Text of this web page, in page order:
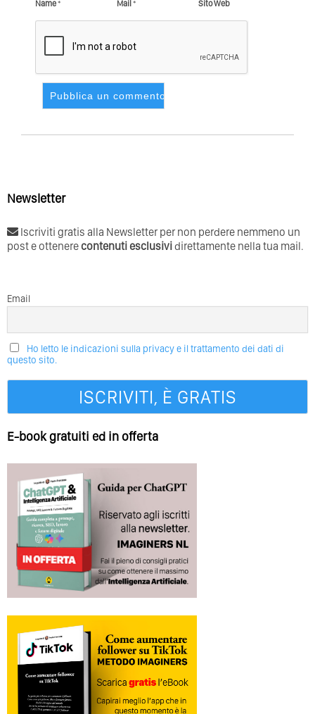
Name* Mail * Sito Web
Newsletter
Iscriviti gratis alla Newsletter per non perdere nemmeno un
post e ottenerecontenuti esclusividirettamente nella tua mail.
Email
Ho letto le indicazioni sulla privacy e il trattamento dei dati di
questo sito.
E-book gratuiti ed in offerta